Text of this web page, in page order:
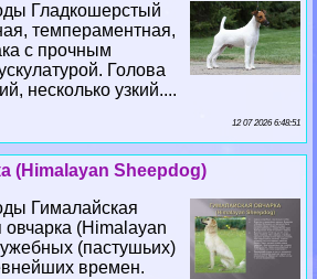
Гладкошерстый
темпераментная,
с прочным
Голова
несколько узкий....
12 07 2026 6:48:51
(Himalayan Sheepdog)
Гималайская
овчарка (Himalayan
(пастушьих)
времен.